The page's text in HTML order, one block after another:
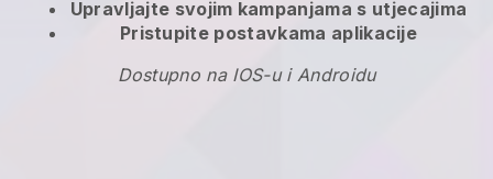
Upravljajte svojim kampanjama s utjecajima
Pristupite postavkama aplikacije
Dostupno na IOS-u i Androidu